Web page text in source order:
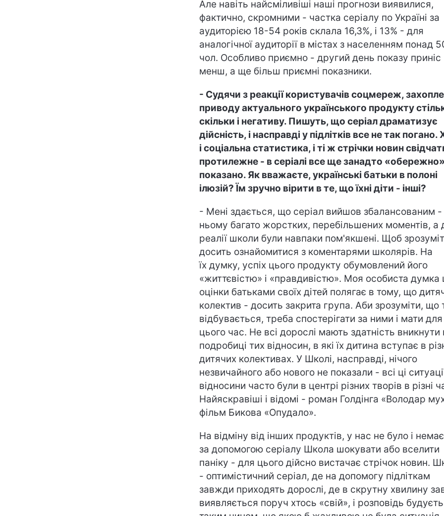
Але навіть найсміливіші наші прогнози виявилися,
фактично, скромними - частка серіалу по Україні за
аудиторією 18-54 років склала 16,3%, і 13% - для
аналогічної аудиторії в містах з населенням понад
чол. Особливо приємно - другий день показу приніс
менш, а ще більш приємні показники.
- Судячи з реакції користувачів соцмереж,
приводу актуального українського продукту
скільки і негативу. Пишуть, що серіал драматизує
дійсність, і насправді у підлітків все не так погано.
і соціальна статистика, і ті ж стрічки новин
протилежне - в серіалі все ще занадто
показано. Як вважаєте, українські батьки в полоні
ілюзій? Їм зручно вірити в те, що їхні діти - інші?
- Мені здається, що серіал вийшов збалансованим -
ньому багато жорстких, перебільшених моментів, а
реалії школи були навпаки пом'якшені. Щоб
досить ознайомитися з коментарями школярів. На
їх думку, успіх цього продукту обумовлений його
«життєвістю» і «правдивістю». Моя особиста
оцінки батьками своїх дітей полягає в тому, що
колектив - досить закрита група. Аби зрозуміти, що
відбувається, треба спостерігати за ними і мати для
цього час. Не всі дорослі мають здатність вникнути
подробиці тих відносин, в які їх дитина вступає в
дитячих колективах. У Школі, насправді, нічого
незвичайного або нового не показали - всі ці
відносини часто були в центрі різних творів в різні
Найяскравіші і відомі - роман Голдінга «Володар
фільм Бикова «Опудало».
На відміну від інших продуктів, у нас не було і немає
за допомогою серіалу Школа шокувати або вселити
паніку - для цього дійсно вистачає стрічок новин.
- оптимістичний серіал, де на допомогу підліткам
завжди приходять дорослі, де в скрутну хвилину
виявляється поруч хтось «свій», і розповідь